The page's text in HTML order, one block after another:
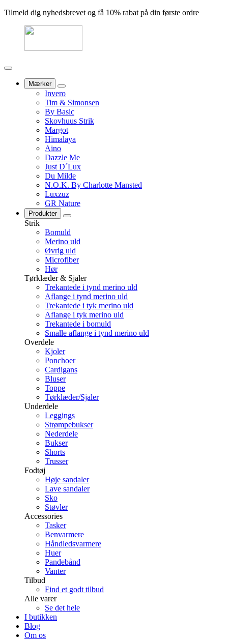
Tilmeld dig nyhedsbrevet og få 10% rabat på din første ordre
Mærker
Invero
Tim & Simonsen
By Basic
Skovhuus Strik
Margot
Himalaya
Aino
Dazzle Me
Just D´Lux
Du Milde
N.O.K. By Charlotte Mansted
Luxzuz
GR Nature
Produkter
Strik
Bomuld
Merino uld
Øvrig uld
Microfiber
Hør
Tørklæder & Sjaler
Trekantede i tynd merino uld
Aflange i tynd merino uld
Trekantede i tyk merino uld
Aflange i tyk merino uld
Trekantede i bomuld
Smalle aflange i tynd merino uld
Overdele
Kjoler
Ponchoer
Cardigans
Bluser
Toppe
Tørklæder/Sjaler
Underdele
Leggings
Strømpebukser
Nederdele
Bukser
Shorts
Trusser
Fodtøj
Høje sandaler
Lave sandaler
Sko
Støvler
Accessories
Tasker
Benvarmere
Håndledsvarmere
Huer
Pandebånd
Vanter
Tilbud
Find et godt tilbud
Alle varer
Se det hele
I butikken
Blog
Om os